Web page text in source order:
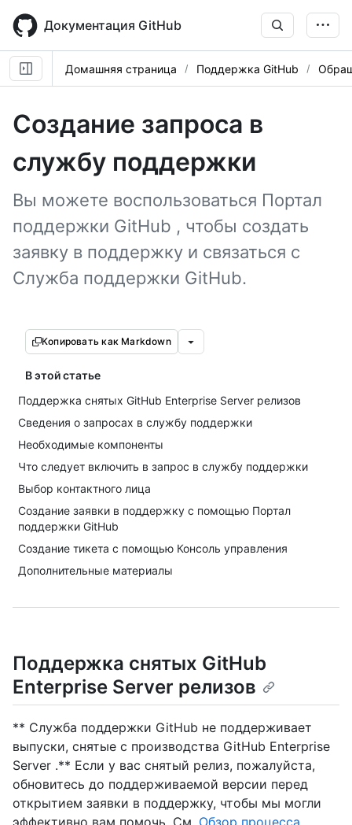
main
content
Документация GitHub
Домашняя страница Поддержка GitHub
Создание запроса в
службу поддержки
Вы можете воспользоваться Портал
поддержки GitHub , чтобы создать
заявку в поддержку и связаться с
Служба поддержки GitHub.
Копировать как Markdown
В этой статье
Поддержка снятых GitHub Enterprise Server релизов
Сведения о запросах в службу поддержки
Необходимые компоненты
Что следует включить в запрос в службу поддержки
Выбор контактного лица
Создание заявки в поддержку с помощью Портал
поддержки GitHub
Создание тикета с помощью Консоль управления
Дополнительные материалы
Поддержка снятых GitHub
Enterprise Server релизов
** Служба поддержки GitHub не поддерживает
выпуски, снятые с производства GitHub Enterprise
Server .** Если у вас снятый релиз, пожалуйста,
обновитесь до поддерживаемой версии перед
открытием заявки в поддержку, чтобы мы могли